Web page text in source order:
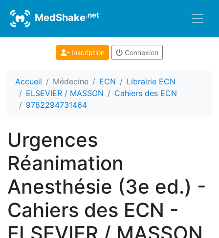
MedShake.net
Inscription Connexion
Accueil Médecine ECN
Librairie ECN
ELSEVIER / MASSON
Cahiers des ECN
9782294731464
Urgences
Réanimation
Anesthésie (3e ed.) -
Cahiers des ECN -